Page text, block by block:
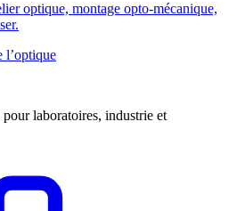
optique, montage opto-mécanique,
l’optique
laboratoires, industrie et